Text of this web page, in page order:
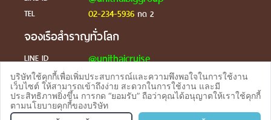
จองทัวร TEL
TEL 02-234-5936กด 2
จองเรือสำราญทั่วโลก
LINE ID @unithaicruise
ร้องเรียน
LINE ID @unithaicare
บริษัทใช้คุกกี้เพื่อเพิ่มประสบการณ์และความพึงพอใจในการใช้งาน
เว็บไซต์ ให้สามารถเข้าถึงง่าย สะดวกในการใช้งาน และมี
ประสิทธิภาพยิ่งขึ้น การกด “ยอมรับ” ถือว่าคุณได้อนุญาตให้เราใช้คุกกี้
ตามนโยบายคุกกี้ของบริษัท